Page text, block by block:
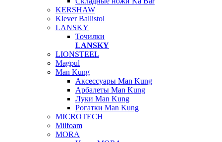
KERSHAW
Klever Ballistol
LANSKY
Точилки
LANSKY
LIONSTEEL
Magpul
Man Kung
Аксессуары Man Kung
Арбалеты Man Kung
Луки Man Kung
Рогатки Man Kung
MICROTECH
Milfoam
MORA